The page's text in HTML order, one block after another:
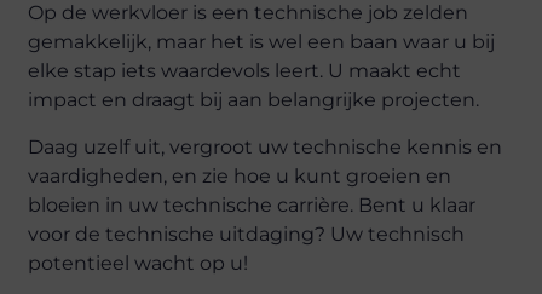
Op de werkvloer is een technische job zelden
gemakkelijk, maar het is wel een baan waar u bij
elke stap iets waardevols leert. U maakt echt
impact en draagt bij aan belangrijke projecten.
Daag uzelf uit, vergroot uw technische kennis en
vaardigheden, en zie hoe u kunt groeien en
bloeien in uw technische carrière. Bent u klaar
voor de technische uitdaging? Uw technisch
potentieel wacht op u!